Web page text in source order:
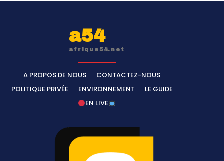
a54
afrique54.net
A PROPOS DE NOUS
CONTACTEZ-NOUS
POLITIQUE PRIVÉE
ENVIRONNEMENT
LE GUIDE
EN LIVE